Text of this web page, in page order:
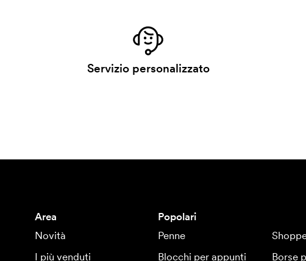
Servizio personalizzato
Area
Novità
I più venduti
Popolari
Penne
Blocchi per appunti
Borse